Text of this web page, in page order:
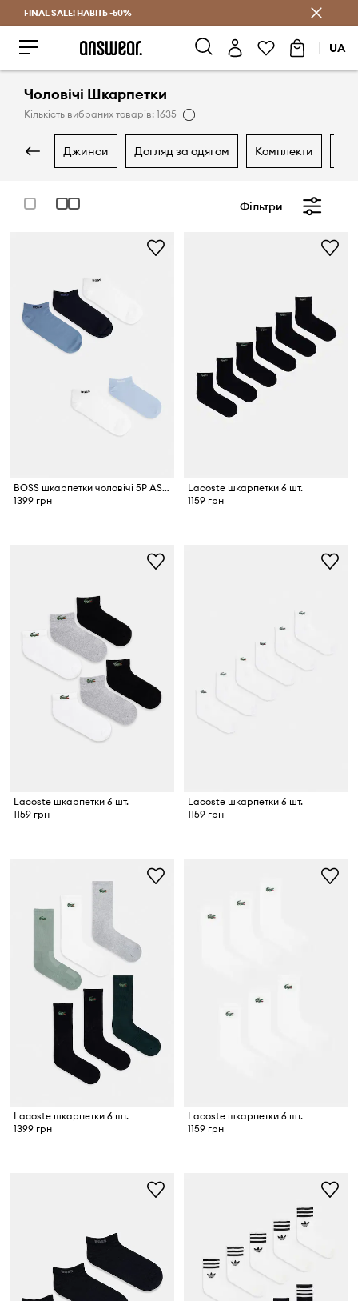
Заощаджуй з Answear Club
FINAL SALE! НАВІТЬ -50%
UA
Чоловічі Шкарпетки
Кількість вибраних товарів: 1635
джинси догляд за одягом комплекти
Фільтри
BOSS шкарпетки чоловічі 5P AS Uni CC 5 шт.
1399 грн
Lacoste шкарпетки 6 шт.
1159 грн
Lacoste шкарпетки 6 шт.
1159 грн
Lacoste шкарпетки 6 шт.
1159 грн
Lacoste шкарпетки 6 шт.
1399 грн
Lacoste шкарпетки 6 шт.
1159 грн